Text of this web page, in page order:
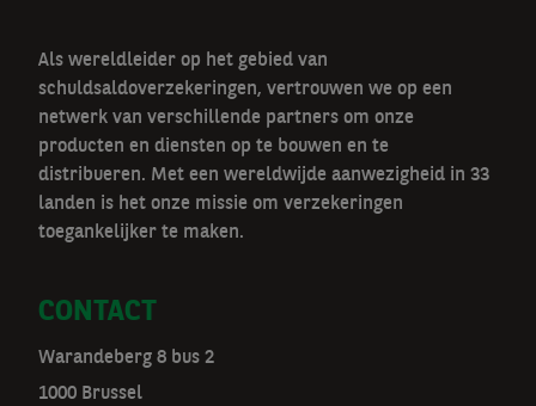
Als wereldleider op het gebied van
schuldsaldoverzekeringen, vertrouwen we op een
netwerk van verschillende partners om onze
producten en diensten op te bouwen en te
distribueren. Met een wereldwijde aanwezigheid in 33
landen is het onze missie om verzekeringen
toegankelijker te maken.
CONTACT
Warandeberg 8 bus 2
1000 Brussel